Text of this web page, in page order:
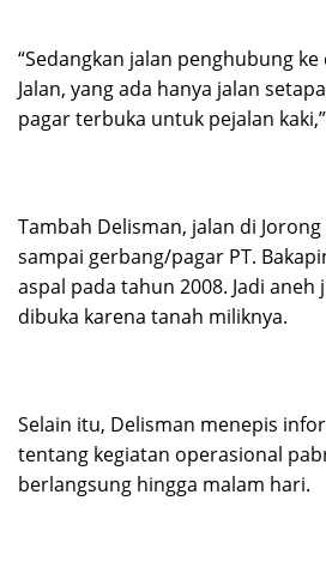
“Sedangkan jalan penghubung
Jalan, yang ada hanya jalan
pagar terbuka untuk pejalan
Tambah Delisman, jalan di
sampai gerbang/pagar PT.
aspal pada tahun 2008. Jadi aneh
dibuka karena tanah miliknya.
Selain itu, Delisman menepis
tentang kegiatan operasional
berlangsung hingga malam hari.